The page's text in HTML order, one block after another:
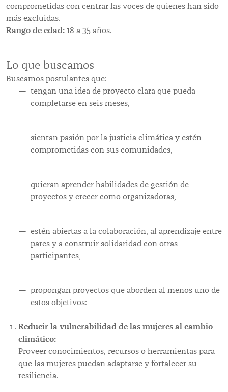
comprometidas con centrar las voces de quienes han sido
más excluidas.
Rango de edad: 18 a 35 años.
Lo que buscamos
Buscamos postulantes que:
tengan una idea de proyecto clara que pueda
completarse en seis meses,
sientan pasión por la justicia climática y estén
comprometidas con sus comunidades,
quieran aprender habilidades de gestión de
proyectos y crecer como organizadoras,
estén abiertas a la colaboración, al aprendizaje entre
pares y a construir solidaridad con otras
participantes,
propongan proyectos que aborden al menos uno de
estos objetivos:
Reducir la vulnerabilidad de las mujeres al cambio
climático:
Proveer conocimientos, recursos o herramientas para
que las mujeres puedan adaptarse y fortalecer su
resiliencia.